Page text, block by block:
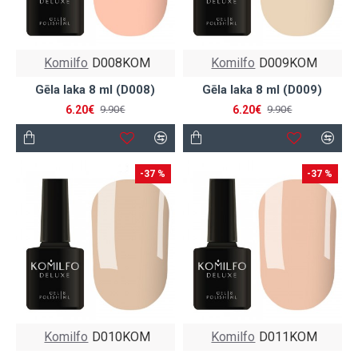
Komilfo D008KOM
Gēla laka 8 ml (D008)
6.20€ 9.90€
Komilfo D009KOM
Gēla laka 8 ml (D009)
6.20€ 9.90€
-37 %
Komilfo D010KOM
-37 %
Komilfo D011KOM